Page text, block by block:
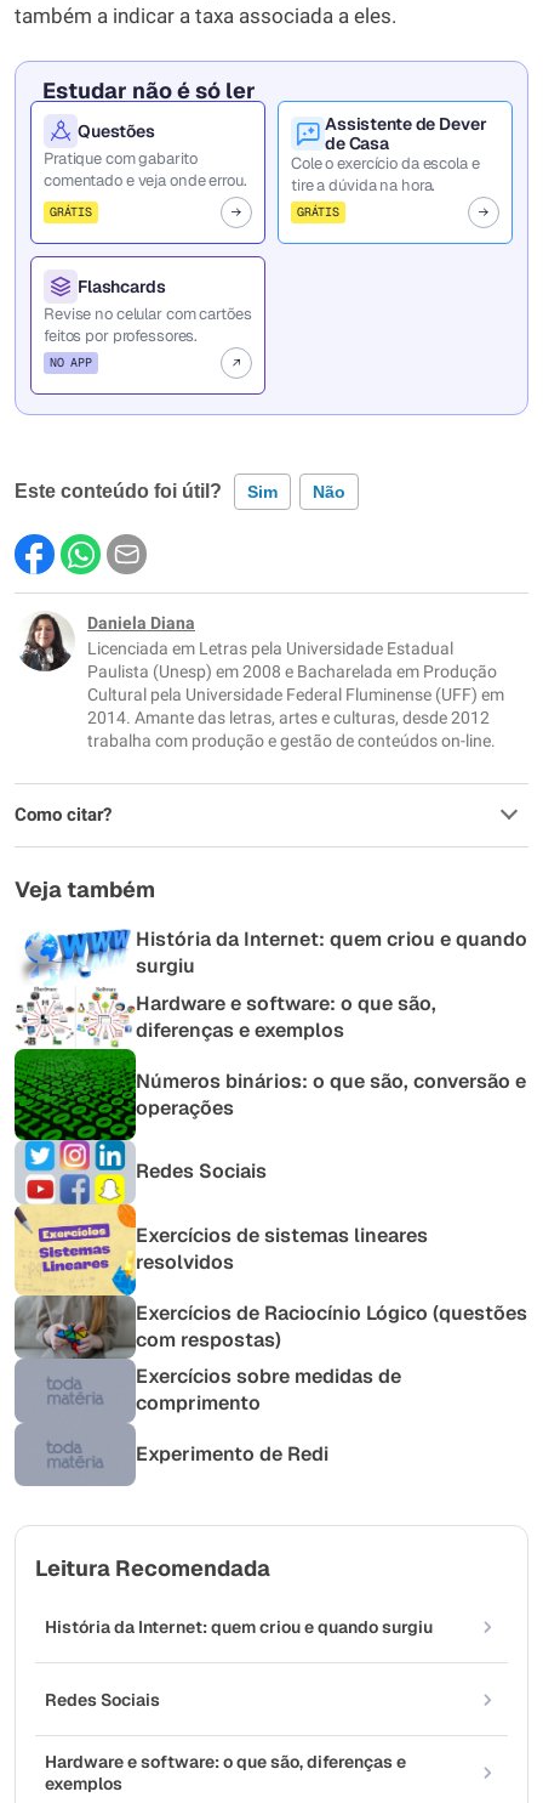
também a indicar a taxa associada a eles.
Estudar não é só ler
Questões
Pratique com gabarito
comentado e veja onde errou.
GRÁTIS
Assistente de Dever
de Casa
Cole o exercício da escola e
tire a dúvida na hora.
GRÁTIS
Flashcards
Revise no celular com cartões
feitos por professores.
NO APP
Este conteúdo foi útil? Sim Não
Este conteúdo contém informação incorreta
Este conteúdo não tem a informação que procuro
Outro
Daniela Diana
Licenciada em Letras pela Universidade Estadual
Paulista (Unesp) em 2008 e Bacharelada em Produção
Cultural pela Universidade Federal Fluminense (UFF) em
2014. Amante das letras, artes e culturas, desde 2012
trabalha com produção e gestão de conteúdos on-line.
Como citar?
Veja também
História da Internet: quem criou e quando
surgiu
Hardware e software: o que são,
diferenças e exemplos
Números binários: o que são, conversão e
operações
Redes Sociais
Exercícios de sistemas lineares
resolvidos
Exercícios de Raciocínio Lógico (questões
com respostas)
Exercícios sobre medidas de
comprimento
Experimento de Redi
Leitura Recomendada
História da Internet: quem criou e quando surgiu
Redes Sociais
Hardware e software: o que são, diferenças e
exemplos